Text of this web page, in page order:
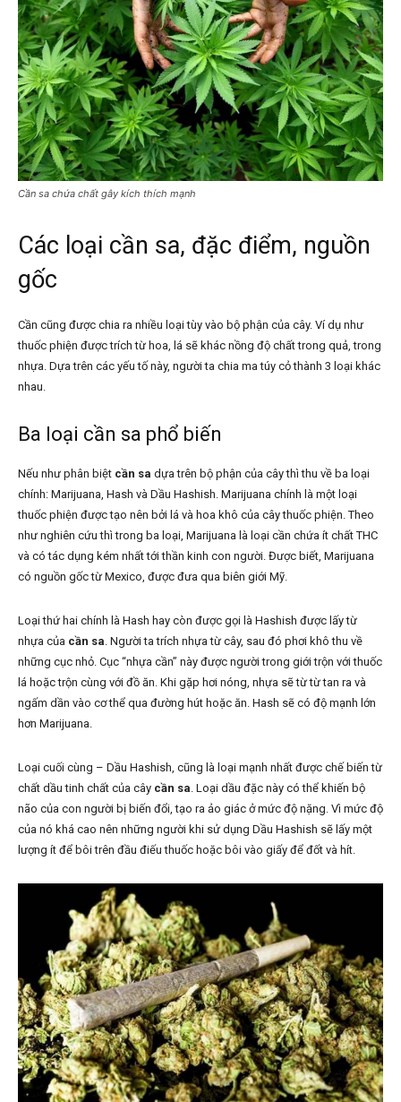
Cần sa chứa chất gây kích thích mạnh
Các loại cần sa, đặc điểm, nguồn
gốc
Cần cũng được chia ra nhiều loại tùy vào bộ phận của cây. Ví dụ như
thuốc phiện được trích từ hoa, lá sẽ khác nồng độ chất trong quả, trong
nhựa. Dựa trên các yếu tố này, người ta chia ma túy cỏ thành 3 loại khác
nhau.
Ba loại cần sa phổ biến
Nếu như phân biệt cần sa dựa trên bộ phận của cây thì thu về ba loại
chính: Marijuana, Hash và Dầu Hashish. Marijuana chính là một loại
thuốc phiện được tạo nên bởi lá và hoa khô của cây thuốc phiện. Theo
như nghiên cứu thì trong ba loại, Marijuana là loại cần chứa ít chất THC
và có tác dụng kém nhất tới thần kinh con người. Được biết, Marijuana
có nguồn gốc từ Mexico, được đưa qua biên giới Mỹ.
Loại thứ hai chính là Hash hay còn được gọi là Hashish được lấy từ
nhựa của cần sa. Người ta trích nhựa từ cây, sau đó phơi khô thu về
những cục nhỏ. Cục “nhựa cần” này được người trong giới trộn với thuốc
lá hoặc trộn cùng với đồ ăn. Khi gặp hơi nóng, nhựa sẽ từ từ tan ra và
ngấm dần vào cơ thể qua đường hút hoặc ăn. Hash sẽ có độ mạnh lớn
hơn Marijuana.
Loại cuối cùng – Dầu Hashish, cũng là loại mạnh nhất được chế biến từ
chất dầu tinh chất của cây cần sa. Loại dầu đặc này có thể khiến bộ
não của con người bị biến đổi, tạo ra ảo giác ở mức độ nặng. Vì mức độ
của nó khá cao nên những người khi sử dụng Dầu Hashish sẽ lấy một
lượng ít để bôi trên đầu điếu thuốc hoặc bôi vào giấy để đốt và hít.